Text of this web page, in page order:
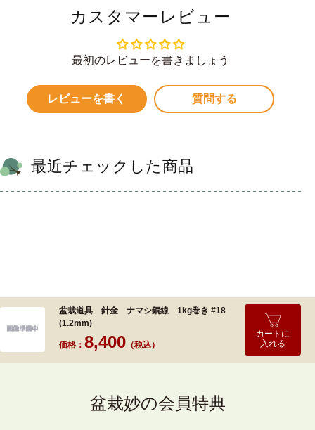
カスタマーレビュー
最初のレビューを書きましょう
レビューを書く 質問する
最近チェックした商品
盆栽道具 針金 ナマシ銅線 1kg巻き #18
(1.2mm)
価格： 8,400 （税込）
カートに
入れる
盆栽妙の会員特典